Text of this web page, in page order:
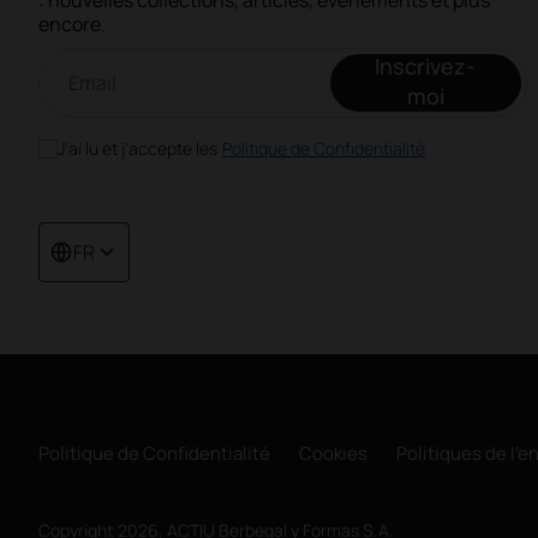
encore.
Inscrivez-
moi
J'ai lu et j'accepte les Politique de Confidentialité
FR
Politique de Confidentialité Cookies Politiques de
Copyright 2026, ACTIU Berbegal y Formas S.A.